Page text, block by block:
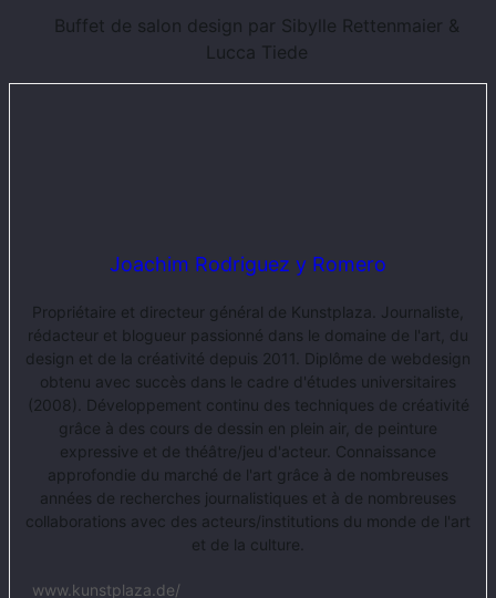
Buffet de salon design par Sibylle Rettenmaier &
Lucca Tiede
Joachim Rodriguez y Romero
Propriétaire et directeur général de Kunstplaza. Journaliste,
rédacteur et blogueur passionné dans le domaine de l'art, du
design et de la créativité depuis 2011. Diplôme de webdesign
obtenu avec succès dans le cadre d'études universitaires
(2008). Développement continu des techniques de créativité
grâce à des cours de dessin en plein air, de peinture
expressive et de théâtre/jeu d'acteur. Connaissance
approfondie du marché de l'art grâce à de nombreuses
années de recherches journalistiques et à de nombreuses
collaborations avec des acteurs/institutions du monde de l'art
et de la culture.
www.kunstplaza.de/